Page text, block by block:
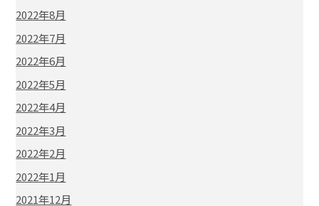
2022年8月
2022年7月
2022年6月
2022年5月
2022年4月
2022年3月
2022年2月
2022年1月
2021年12月